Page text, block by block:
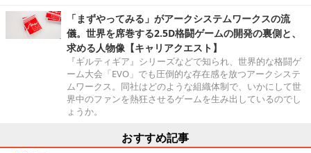
「まずやってみる」がアークシステムワークスの流
儀。世界を席巻する2.5D格闘ゲームの開発の裏側と、
求める人物像【キャリアクエスト】
『ギルティギア』シリーズなどで知られ、世界的な格闘ゲ
ーム大会「EVO」でも圧倒的な存在感を放つアークシステ
ムワークス。同社はどのような組織体制で、いかにして世
界中のファンを熱狂させるゲームを生み出しているのでし
ょうか。
おすすめ記事